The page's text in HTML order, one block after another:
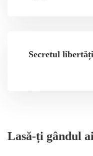
Secretul
Lasă-ți gândul